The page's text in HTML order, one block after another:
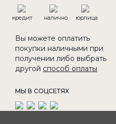
кредит налично юрлица
Вы можете оплатить
покупки наличными при
получении либо выбрать
другой способ оплаты
МЫ В СОЦСЕТЯХ